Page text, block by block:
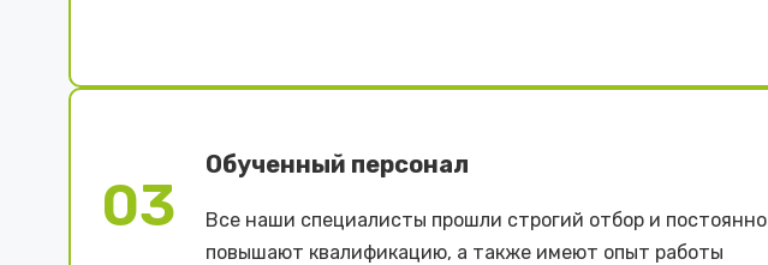
03
Обученный персонал
Все наши специалисты прошли строгий отбор и постоянно
повышают квалификацию, а также имеют опыт работы